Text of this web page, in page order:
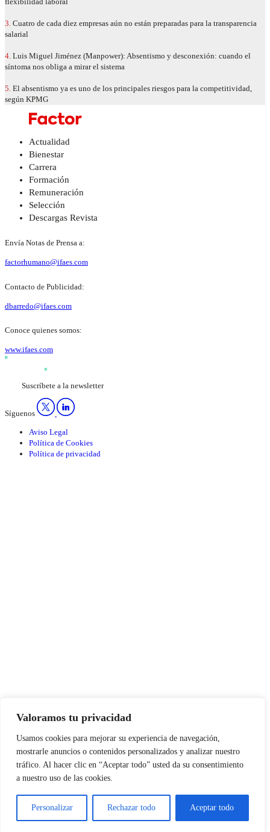
Valoramos tu privacidad
Usamos cookies para mejorar su experiencia de navegación,
mostrarle anuncios o contenidos personalizados y analizar nuestro
tráfico. Al hacer clic en “Aceptar todo” usted da su consentimiento
a nuestro uso de las cookies.
Personalizar Rechazar todo Aceptar todo
3. Cuatro de cada diez empresas aún no están preparadas para la transparencia
salarial
4. Luis Miguel Jiménez (Manpower): Absentismo y desconexión: cuando el
síntoma nos obliga a mirar el sistema
5. El absentismo ya es uno de los principales riesgos para la competitividad,
según KPMG
Actualidad
Bienestar
Carrera
Formación
Remuneración
Selección
Descargas Revista
Envía Notas de Prensa a:
factorhumano@ifaes.com
Contacto de Publicidad:
dbarredo@ifaes.com
Conoce quienes somos:
www.ifaes.com
Suscríbete a la newsletter
Síguenos
Aviso Legal
Política de Cookies
Política de privacidad